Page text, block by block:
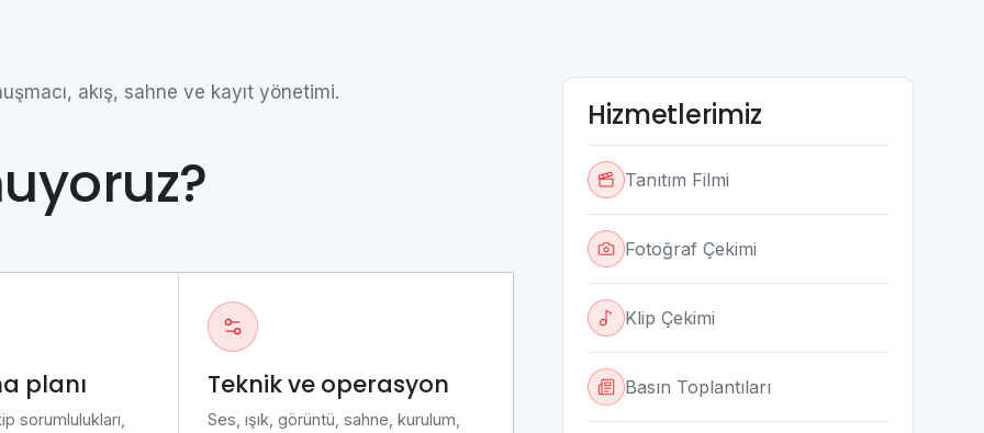
akış, sahne ve kayıt yönetimi.
planı
sorumlulukları,
Teknik ve operasyon
Ses, ışık, görüntü, sahne, kurulum,
Hizmetlerimiz
Tanıtım Filmi
Fotoğraf Çekimi
Klip Çekimi
Basın Toplantıları